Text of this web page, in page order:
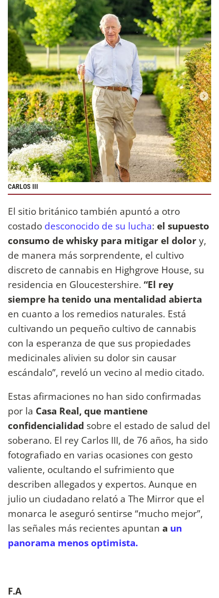
CARLOS III
El sitio británico también apuntó a otro
costado desconocido de su lucha: el supuesto
consumo de whisky para mitigar el dolory,
de manera más sorprendente, el cultivo
discreto de cannabis en Highgrove House, su
residencia en Gloucestershire. “El rey
siempre ha tenido una mentalidad abierta
en cuanto a los remedios naturales. Está
cultivando un pequeño cultivo de cannabis
con la esperanza de que sus propiedades
medicinales alivien su dolor sin causar
escándalo”, reveló un vecino al medio citado.
Estas afirmaciones no han sido confirmadas
por la Casa Real, que mantiene
confidencialidad sobre el estado de salud del
soberano. El rey Carlos III, de 76 años, ha sido
fotografiado en varias ocasiones con gesto
valiente, ocultando el sufrimiento que
describen allegados y expertos. Aunque en
julio un ciudadano relató a The Mirror que el
monarca le aseguró sentirse “mucho mejor”,
las señales más recientes apuntan a un
panorama menos optimista.
F.A